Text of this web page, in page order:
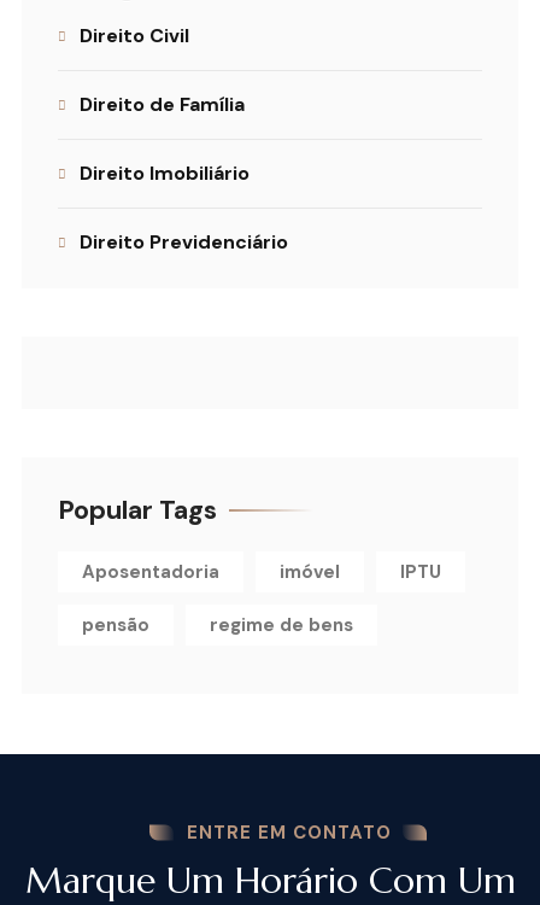
Direito Civil
Direito de Família
Direito Imobiliário
Direito Previdenciário
Popular Tags
Aposentadoria imóvel IPTU
pensão regime de bens
ENTRE EM CONTATO
Marque Um Horário Com Um